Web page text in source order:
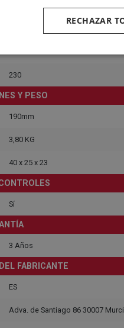
Y RUIDO
230
Y PESO
190mm
3,80 KG
40 x 25 x 23
Sí
3 Años
FABRICANTE
ES
Adva. de Santiago 86 30007
RECHAZAR